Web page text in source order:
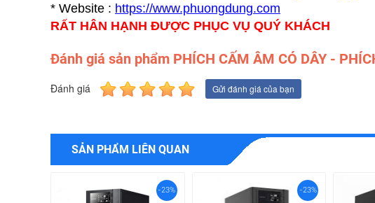
* Website : https://www.phuongdung.com
RẤT HÂN HẠNH ĐƯỢC PHỤC VỤ QUÝ KHÁCH
Đánh giá sản phẩm PHÍCH CẤM ÂM CÓ DÂY -
Đánh giá Gửi đánh giá của bạn
SẢN PHẨM LIÊN QUAN
-23% -23%